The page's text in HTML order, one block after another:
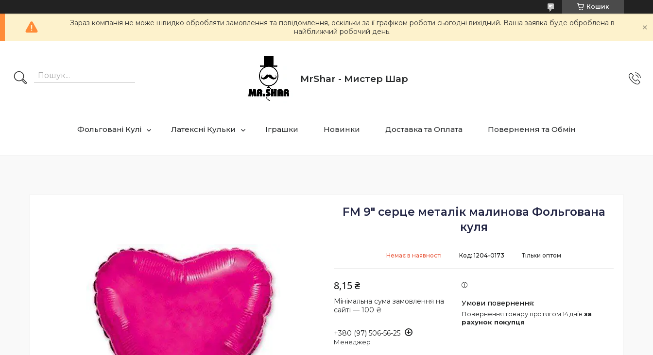
Кошик
Зараз компанія не може швидко обробляти замовлення та повідомлення, оскільки за її графіком роботи сьогодні вихідний. Ваша заявка буде оброблена в
найближчий робочий день.
MrShar - Мистер Шар
Фольговані Кулі Латексні Кульки Іграшки Новинки Доставка та Оплата Повернення та Обмін
FM 9" серце металік малинова Фольгована
куля
Немає в наявності Тільки оптом
Код: 1204-0173
8,15 ₴
Мінімальна сума замовлення на
сайті — 100 ₴
+380 (97) 506-56-25
Менеджер
повернення товару протягом 14 днів за
рахунок покупця